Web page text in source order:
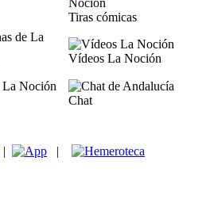
Tiras cómicas
Vídeos La Noción
Chat
| |